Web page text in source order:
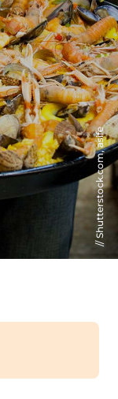
Shutterstock.com, asife